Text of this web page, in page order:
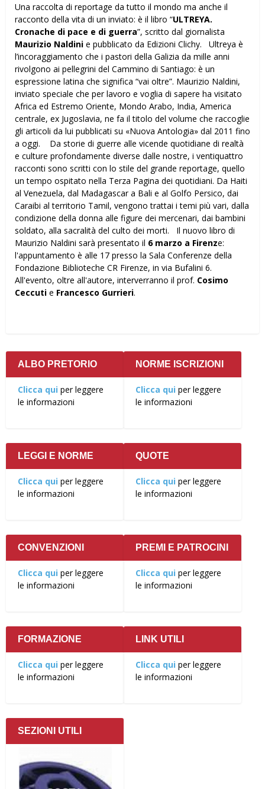
Una raccolta di reportage da tutto il mondo ma anche il
racconto della vita di un inviato: è il libro “ULTREYA.
Cronache di pace e di guerra”, scritto dal giornalista
Maurizio Naldini e pubblicato da Edizioni Clichy. Ultreya è
l’incoraggiamento che i pastori della Galizia da mille anni
rivolgono ai pellegrini del Cammino di Santiago: è un
espressione latina che significa “vai oltre”. Maurizio Naldini,
inviato speciale che per lavoro e voglia di sapere ha visitato
Africa ed Estremo Oriente, Mondo Arabo, India, America
centrale, ex Jugoslavia, ne fa il titolo del volume che raccoglie
gli articoli da lui pubblicati su «Nuova Antologia» dal 2011 fino
a oggi. Da storie di guerre alle vicende quotidiane di realtà
e culture profondamente diverse dalle nostre, i ventiquattro
racconti sono scritti con lo stile del grande reportage, quello
un tempo ospitato nella Terza Pagina dei quotidiani. Da Haiti
al Venezuela, dal Madagascar a Bali e al Golfo Persico, dai
Caraibi al territorio Tamil, vengono trattai i temi più vari, dalla
condizione della donna alle figure dei mercenari, dai bambini
soldato, alla sacralità del culto dei morti. Il nuovo libro di
Maurizio Naldini sarà presentato il 6 marzo a Firenze:
l'appuntamento è alle 17 presso la Sala Conferenze della
Fondazione Biblioteche CR Firenze, in via Bufalini 6.
All'evento, oltre all'autore, interverranno il prof. Cosimo
Ceccuti e Francesco Gurrieri.
ALBO PRETORIO
Clicca qui per leggere
le informazioni
NORME ISCRIZIONI
Clicca qui per leggere
le informazioni
LEGGI E NORME
Clicca qui per leggere
le informazioni
QUOTE
Clicca qui per leggere
le informazioni
CONVENZIONI
Clicca qui per leggere
le informazioni
PREMI E PATROCINI
Clicca qui per leggere
le informazioni
FORMAZIONE
Clicca qui per leggere
le informazioni
LINK UTILI
Clicca qui per leggere
le informazioni
SEZIONI UTILI